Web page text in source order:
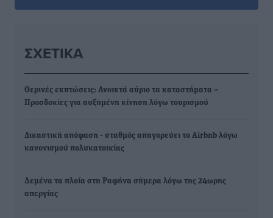
ΣΧΕΤΙΚΆ
Θερινές εκπτώσεις: Ανοικτά αύριο τα καταστήματα –
Προσδοκίες για αυξημένη κίνηση λόγω τουρισμού
Δικαστική απόφαση - σταθμός απαγορεύει το Airbnb λόγω
κανονισμού πολυκατοικίας
Δεμένα τα πλοία στη Ραφήνα σήμερα λόγω της 24ωρης
απεργίας